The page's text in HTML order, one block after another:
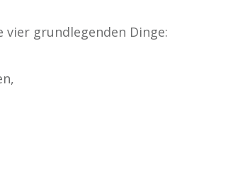
vier grundlegenden Dinge: